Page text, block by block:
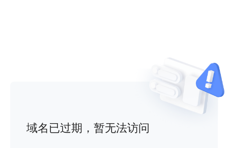
域名已过期，暂无法访问